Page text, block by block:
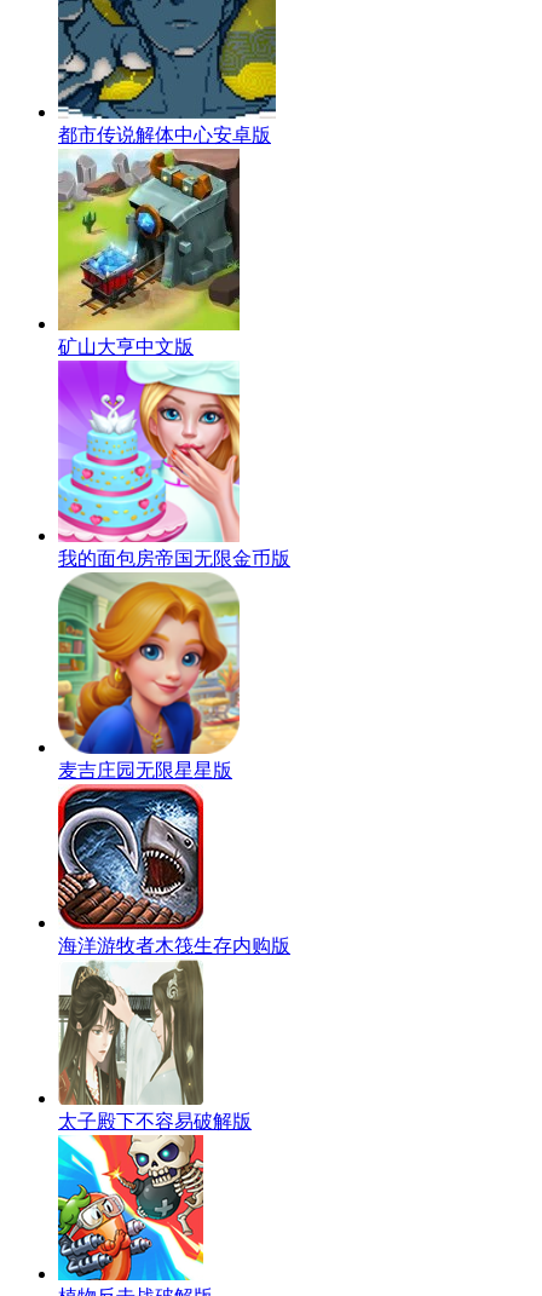
都市传说解体中心安卓版
矿山大亨中文版
我的面包房帝国无限金币版
麦吉庄园无限星星版
海洋游牧者木筏生存内购版
太子殿下不容易破解版